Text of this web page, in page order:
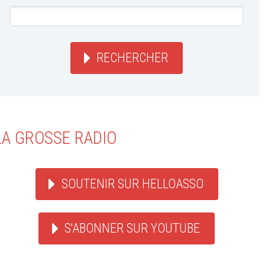
RECHERCHER
GROSSE RADIO
SOUTENIR SUR HELLOASSO
S'ABONNER SUR YOUTUBE